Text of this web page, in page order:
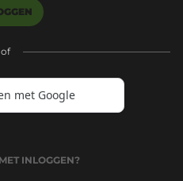
of
met Google
INLOGGEN?